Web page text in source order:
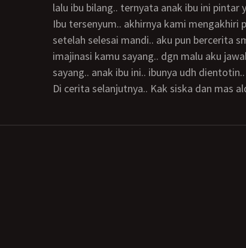
lalu ibu bilang.. ternyata anak ibu ini pintar
ibu tersenyum.. akhirnya kami mengakhiri pergumulan kami dgn mandi bareng..
setelah selesai mandi.. aku pun bercerita
imajinasi kamu sayang.. dgn malu aku
sayang.. anak ibu ini.. ibunya udh
Di cerita selanjutnya.. Kak siska dan mas